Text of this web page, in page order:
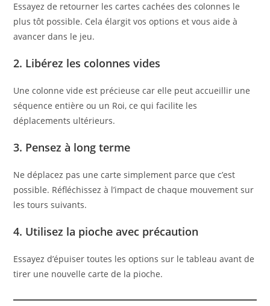
Essayez de retourner les cartes cachées des colonnes le
plus tôt possible. Cela élargit vos options et vous aide à
avancer dans le jeu.
2. Libérez les colonnes vides
Une colonne vide est précieuse car elle peut accueillir une
séquence entière ou un Roi, ce qui facilite les
déplacements ultérieurs.
3. Pensez à long terme
Ne déplacez pas une carte simplement parce que c’est
possible. Réfléchissez à l’impact de chaque mouvement sur
les tours suivants.
4. Utilisez la pioche avec précaution
Essayez d’épuiser toutes les options sur le tableau avant de
tirer une nouvelle carte de la pioche.